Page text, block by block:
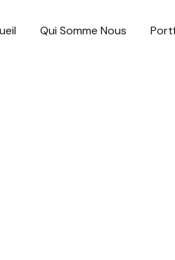
Qui Somme Nous